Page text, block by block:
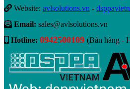
Website: avlsolutions.vn -
Email: sales@avlsolutions.vn
Hotline: 0942500109 (Bán hàng -